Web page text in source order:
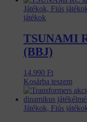
Játékok, Fiús
játékok
TSUNAMI
(BBJ)
14.990 Ft
Kosárba teszem
Játékok, Fiús